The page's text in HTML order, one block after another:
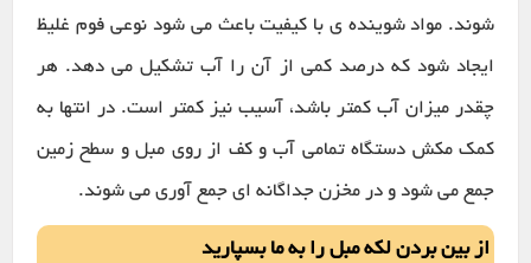
شوند. مواد شوینده ی با کیفیت باعث می شود نوعی فوم غلیظ
ایجاد شود که درصد کمی از آن را آب تشکیل می دهد. هر
چقدر میزان آب کمتر باشد، آسیب نیز کمتر است. در انتها به
کمک مکش دستگاه تمامی آب و کف از روی مبل و سطح زمین
جمع می شود و در مخزن جداگانه ای جمع آوری می شوند.
از بین بردن لکه مبل را به ما بسپارید